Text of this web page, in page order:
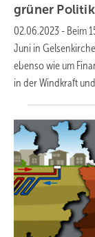
grüner Politik
02.06.2023 - Beim
Juni in
ebenso wie um
in der Windkraft